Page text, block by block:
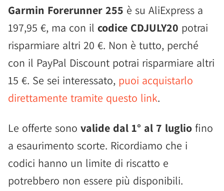
Garmin Forerunner 255 è su AliExpress a
197,95 €, ma con il codice CDJULY20 potrai
risparmiare altri 20 €. Non è tutto, perché
con il PayPal Discount potrai risparmiare altri
15 €. Se sei interessato, puoi acquistarlo
direttamente tramite questo link.
Le offerte sono valide dal 1° al 7 luglio fino
a esaurimento scorte. Ricordiamo che i
codici hanno un limite di riscatto e
potrebbero non essere più disponibili.